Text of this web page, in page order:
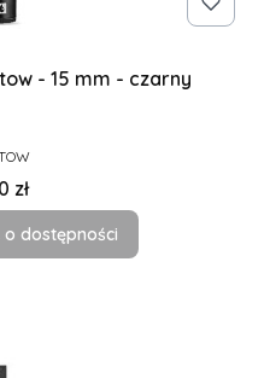
- 15 mm - czarny
zł
dostępności